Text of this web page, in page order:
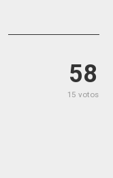
58
15 votos